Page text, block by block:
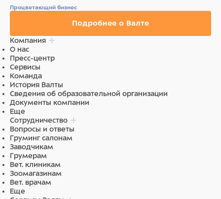
Состав:телятина 63%, телячья печень 7%, витамины,
минеральные вещества, свекловичная клетчатка,
прованские травы 0,2%, льняное масло 0,1%.
Питательная ценность на 100 г продукта (средние
значения):
2%, влага 78%, витамин А 5000 МЕ/кг, витамин Е 13
МЕ/кг, витамин D 125 МЕ/кг.
Энергетическая ценность (калорийность) на 100 г:
100 ккал / 419 кДж.
Ингредиенты
телятина 63%, телячья печень 7%, витамины,
минеральные вещества, свекловичная клетчатка,
прованские травы 0,2%, льняное масло 0,1%.
Процветающий бизнес
Подробнее о Валте
Компания
О нас
Пресс-центр
Сервисы
Команда
История Валты
Сведения об образовательной организации
Документы компании
Еще
Сотрудничество
Вопросы и ответы
Груминг салонам
Заводчикам
Грумерам
Вет. клиникам
Зоомагазинам
Вет. врачам
Еще